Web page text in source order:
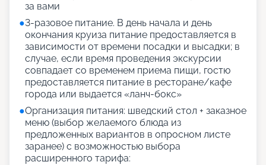
за вами
●3-разовое питание. В день начала и день
окончания круиза питание предоставляется в
зависимости от времени посадки и высадки; в
случае, если время проведения экскурсии
совпадает со временем приема пищи, гостю
предоставляется питание в ресторане/кафе
города или выдается «ланч-бокс»
●Организация питания: шведский стол + заказное
меню (выбор желаемого блюда из
предложенных вариантов в опросном листе
заранее) с возможностью выбора
расширенного тарифа: